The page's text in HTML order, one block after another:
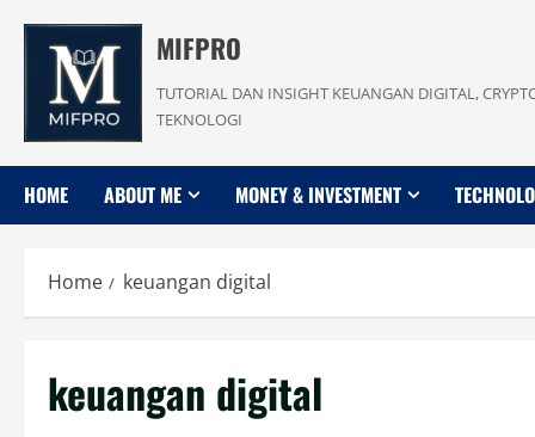
content
MIFPRO
TUTORIAL DAN INSIGHT KEUANGAN DIGITAL,
TEKNOLOGI
HOME ABOUT ME MONEY & INVESTMENT
Home keuangan digital
keuangan digital